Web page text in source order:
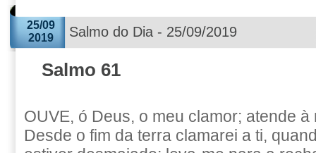
25/09
2019
Salmo do Dia - 25/09/2019
Salmo 61
OUVE, ó Deus, o meu clamor; atende à
Desde o fim da terra clamarei a ti,